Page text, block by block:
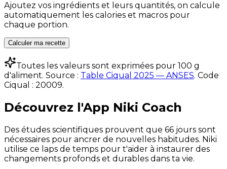
Ajoutez vos ingrédients et leurs quantités, on calcule
automatiquement les calories et macros pour
chaque portion.
Calculer ma recette
Toutes les valeurs sont exprimées pour 100 g
d'aliment. Source : Table Ciqual 2025 — ANSES. Code
Ciqual : 20009.
Découvrez l'App Niki Coach
Des études scientifiques prouvent que 66 jours sont
nécessaires pour ancrer de nouvelles habitudes. Niki
utilise ce laps de temps pour t'aider à instaurer des
changements profonds et durables dans ta vie.